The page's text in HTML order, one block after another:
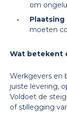
om
moeten
Wat betekent
Werkgevers en
juiste levering,
Voldoet de
of stillegging